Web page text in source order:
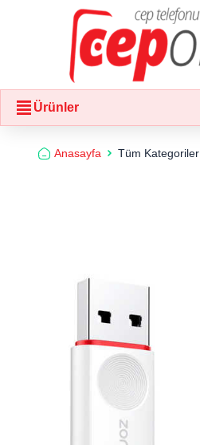
Ürünler
Anasayfa Tüm Kategoriler